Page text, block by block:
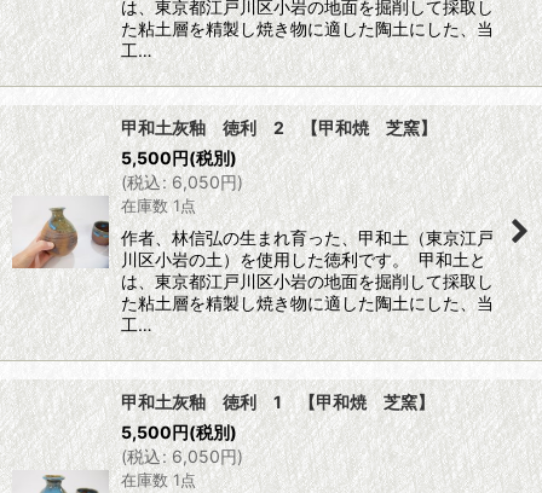
は、東京都江戸川区小岩の地面を掘削して採取し
た粘土層を精製し焼き物に適した陶土にした、当
工…
甲和土灰釉 徳利 2 【甲和焼 芝窯】
5,500円(税別)
(税込: 6,050円)
在庫数 1点
作者、林信弘の生まれ育った、甲和土（東京江戸
川区小岩の土）を使用した徳利です。 甲和土と
は、東京都江戸川区小岩の地面を掘削して採取し
た粘土層を精製し焼き物に適した陶土にした、当
工…
甲和土灰釉 徳利 1 【甲和焼 芝窯】
5,500円(税別)
(税込: 6,050円)
在庫数 1点